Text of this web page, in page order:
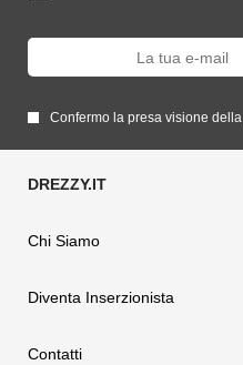
Confermo la presa visione della
Chi Siamo
Diventa Inserzionista
Contatti